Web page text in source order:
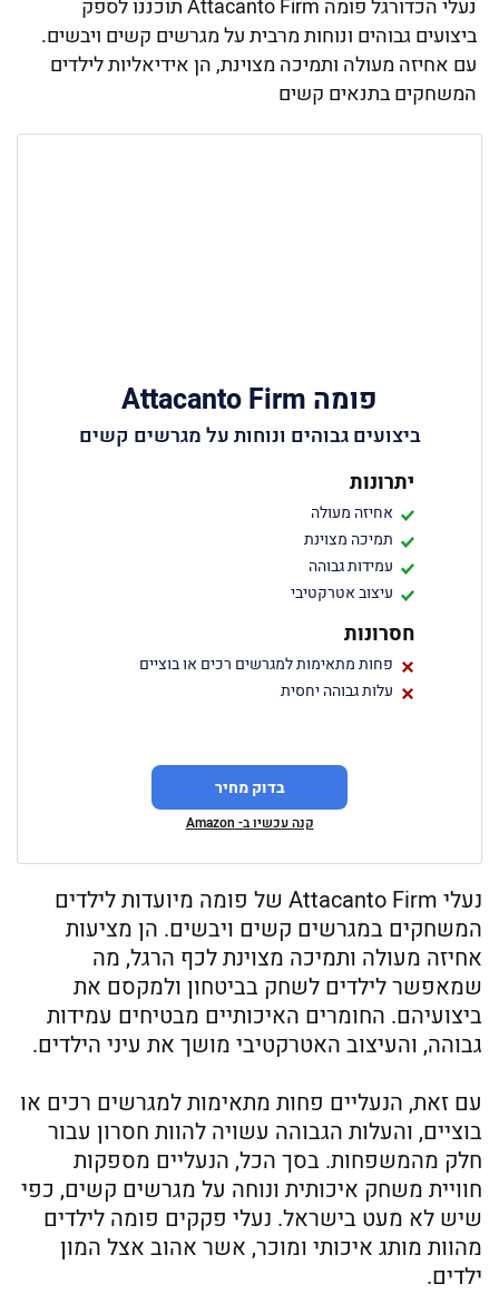
נעלי הכדורגל פומה Attacanto Firm תוכננו לספק
ביצועים גבוהים ונוחות מרבית על מגרשים קשים ויבשים.
עם אחיזה מעולה ותמיכה מצוינת, הן אידיאליות לילדים
המשחקים בתנאים קשים
פומה Attacanto Firm
ביצועים גבוהים ונוחות על מגרשים קשים
יתרונות
אחיזה מעולה
תמיכה מצוינת
עמידות גבוהה
עיצוב אטרקטיבי
חסרונות
פחות מתאימות למגרשים רכים או בוציים
עלות גבוהה יחסית
בדוק מחיר
קנה עכשיו ב- Amazon
נעלי Attacanto Firm של פומה מיועדות לילדים
המשחקים במגרשים קשים ויבשים. הן מציעות
אחיזה מעולה ותמיכה מצוינת לכף הרגל, מה
שמאפשר לילדים לשחק בביטחון ולמקסם את
ביצועיהם. החומרים האיכותיים מבטיחים עמידות
גבוהה, והעיצוב האטרקטיבי מושך את עיני הילדים.
עם זאת, הנעליים פחות מתאימות למגרשים רכים או
בוציים, והעלות הגבוהה עשויה להוות חסרון עבור
חלק מהמשפחות. בסך הכל, הנעליים מספקות
חוויית משחק איכותית ונוחה על מגרשים קשים, כפי
שיש לא מעט בישראל. נעלי פקקים פומה לילדים
מהוות מותג איכותי ומוכר, אשר אהוב אצל המון
ילדים.